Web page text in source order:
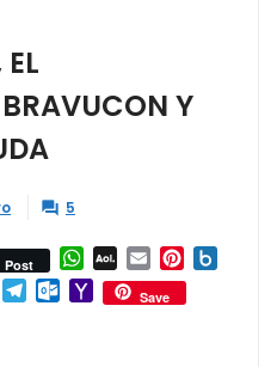
BRAVUCON Y
 5
Post WhatsApp
AOL
Mail
Email Pinterest
Messenger
Telegram
Outlook.com
Yahoo
Mail
Save